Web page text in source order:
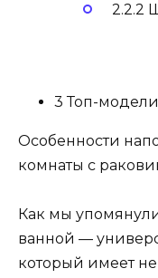
2.2.2
3 Топ-
Особенности
комнаты с
Как мы
ванной —
который имеет